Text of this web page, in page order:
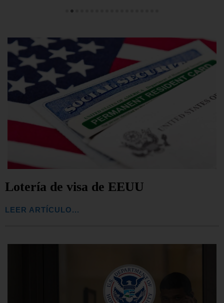
Lotería de visa de EEUU
LEER ARTÍCULO...